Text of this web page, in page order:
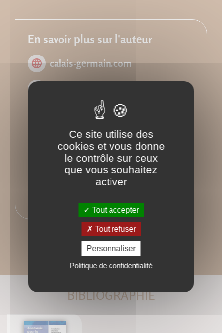
En savoir plus sur l'auteur
calais-germain.com
Retour à l'ouvrage
BIBLIOGRAPHIE
Ce site utilise des
cookies et vous donne
le contrôle sur ceux
que vous souhaitez
activer
Tout accepter
Tout refuser
Personnaliser
Politique de confidentialité